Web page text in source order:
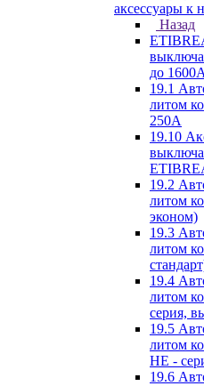
аксессуары к
Назад
до
19.1
литом
250A
19.10
19.2
литом
эконом)
19.3
литом
19.4
литом
серия,
19.5
литом
HE -
19.6